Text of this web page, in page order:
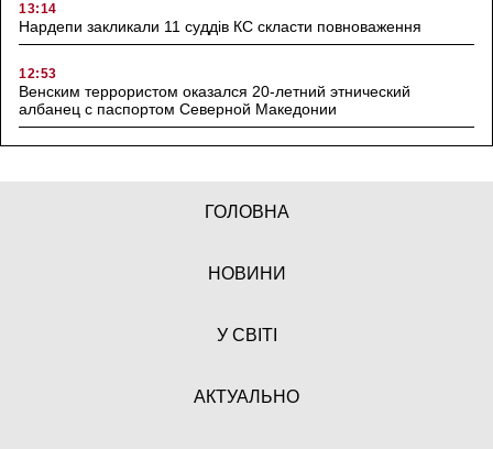
13:14
Нардепи закликали 11 суддів КС скласти повноваження
12:53
Венским террористом оказался 20-летний этнический
албанец с паспортом Северной Македонии
ГОЛОВНА
НОВИНИ
У СВІТІ
АКТУАЛЬНО